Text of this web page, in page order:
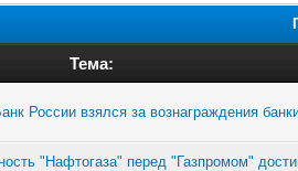
Тема:
России взялся за вознаграждения
"Нафтогаза" перед "Газпромом"